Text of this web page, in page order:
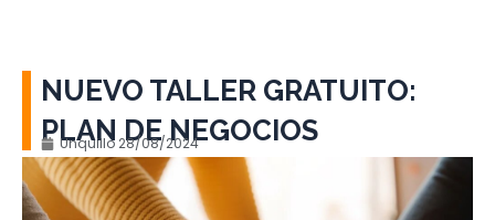
NUEVO TALLER GRATUITO:
PLAN DE NEGOCIOS
Unquillo 28/08/2024